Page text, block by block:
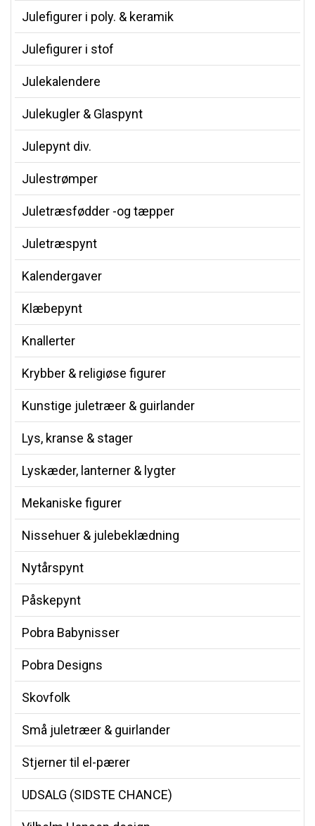
Julefigurer i poly. & keramik
Julefigurer i stof
Julekalendere
Julekugler & Glaspynt
Julepynt div.
Julestrømper
Juletræsfødder -og tæpper
Juletræspynt
Kalendergaver
Klæbepynt
Knallerter
Krybber & religiøse figurer
Kunstige juletræer & guirlander
Lys, kranse & stager
Lyskæder, lanterner & lygter
Mekaniske figurer
Nissehuer & julebeklædning
Nytårspynt
Påskepynt
Pobra Babynisser
Pobra Designs
Skovfolk
Små juletræer & guirlander
Stjerner til el-pærer
UDSALG (SIDSTE CHANCE)